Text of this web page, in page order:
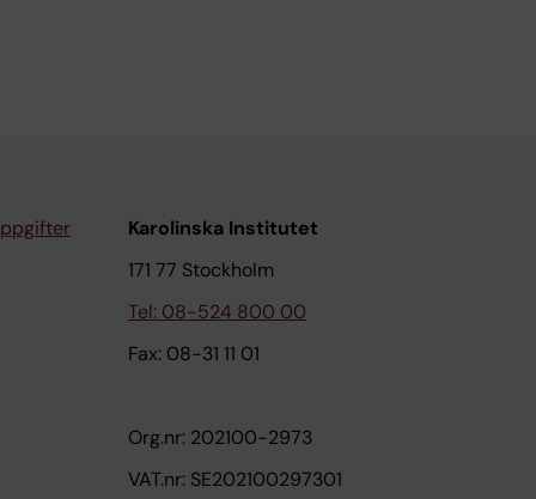
Karolinska Institutet
171 77 Stockholm
Tel: 08-524 800 00
Fax: 08-31 11 01
Org.nr: 202100-2973
VAT.nr: SE202100297301